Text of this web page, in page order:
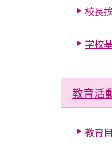
校長
学校
教育活
教育